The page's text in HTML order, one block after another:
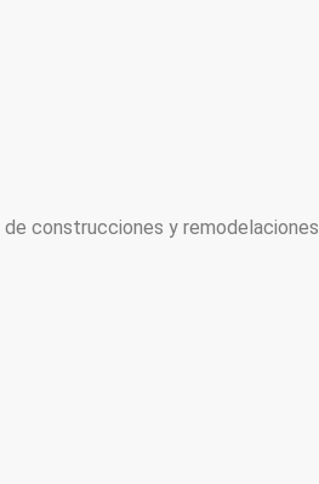
construcciones y remodelaciones.